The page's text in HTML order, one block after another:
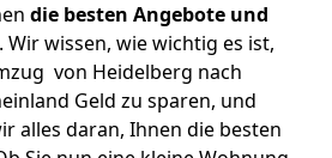
die besten Angebote und
Wir wissen, wie wichtig es ist,
von Heidelberg nach
Geld zu sparen, und
alles daran, Ihnen die besten